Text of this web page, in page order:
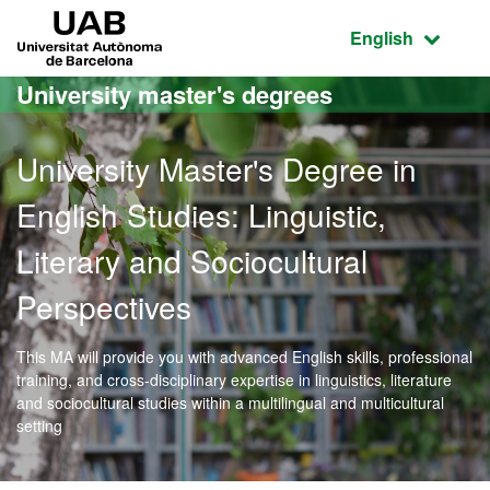
Go to the main content
Go to the website navigation
Active
English
University master's degrees
University Master's Degree in
English Studies: Linguistic,
Literary and Sociocultural
Perspectives
This MA will provide you with advanced English skills, professional
training, and cross-disciplinary expertise in linguistics, literature
and sociocultural studies within a multilingual and multicultural
setting